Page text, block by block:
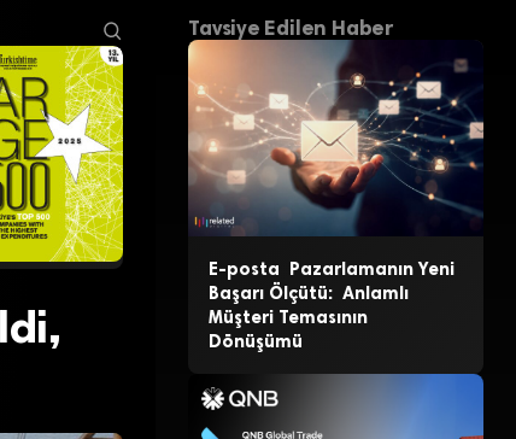
Tavsiye Edilen Haber
E-posta Pazarlamanın Yeni
Başarı Ölçütü: Anlamlı
Müşteri Temasının
Dönüşümü